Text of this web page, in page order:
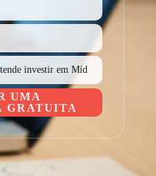
UMA
GRATUITA